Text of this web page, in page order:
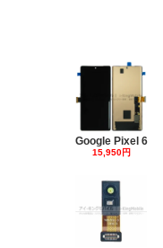
Google Pixel 6
15,950円